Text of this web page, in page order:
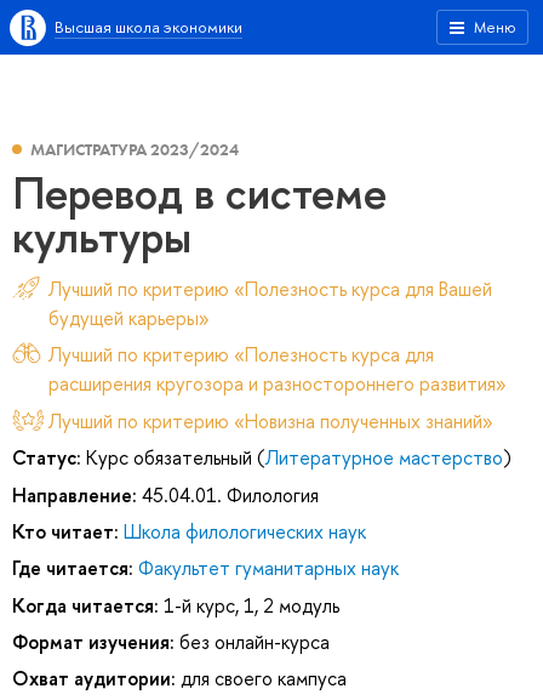
Меню
Высшая школа экономики
МАГИСТРАТУРА 2023/2024
Перевод в системе
культуры
Лучший по критерию «Полезность курса для Вашей
будущей карьеры»
Лучший по критерию «Полезность курса для
расширения кругозора и разностороннего развития»
Лучший по критерию «Новизна полученных знаний»
Статус: Курс обязательный (Литературное мастерство)
Направление: 45.04.01. Филология
Кто читает: Школа филологических наук
Где читается: Факультет гуманитарных наук
Когда читается: 1-й курс, 1, 2 модуль
Формат изучения: без онлайн-курса
Охват аудитории: для своего кампуса